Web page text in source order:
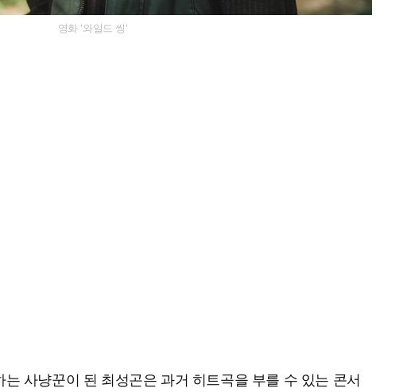
영화 '와일드 씽'
사냥꾼이 된 최성곤은 과거 히트곡을 부를 수 있는 콘서